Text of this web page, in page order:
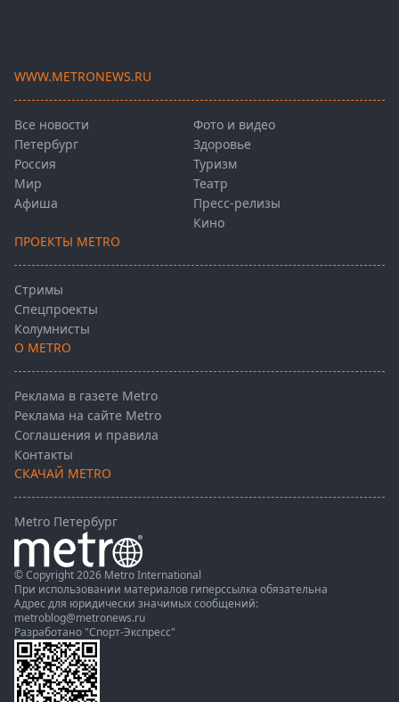
WWW.METRONEWS.RU
Все новости
Петербург
Россия
Мир
Афиша
Фото и видео
Здоровье
Туризм
Театр
Пресс-релизы
Кино
ПРОЕКТЫ METRO
Стримы
Спецпроекты
Колумнисты
О METRO
Реклама в газете Metro
Реклама на сайте Metro
Соглашения и правила
Контакты
СКАЧАЙ METRO
Metro Петербург
© Copyright 2026 Metro International
При использовании материалов гиперссылка обязательна
Адрес для юридически значимых сообщений:
metroblog@metronews.ru
Разработано "Спорт-Экспресс"